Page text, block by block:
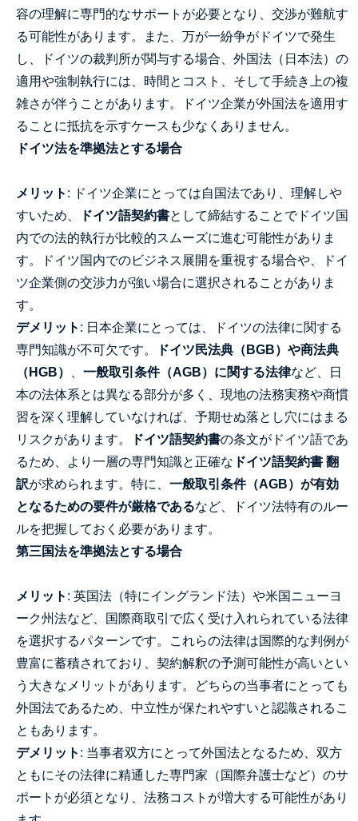
容の理解に専門的なサポートが必要となり、交渉が難航す
る可能性があります。また、万が一紛争がドイツで発生
し、ドイツの裁判所が関与する場合、外国法（日本法）の
適用や強制執行には、時間とコスト、そして手続き上の複
雑さが伴うことがあります。ドイツ企業が外国法を適用す
ることに抵抗を示すケースも少なくありません。
ドイツ法を準拠法とする場合
メリット : ドイツ企業にとっては自国法であり、理解しや
すいため、
ドイツ語契約書として締結することでドイツ国
内での法的執行が比較的スムーズに進む可能性がありま
す。ドイツ国内でのビジネス展開を重視する場合や、ドイ
ツ企業側の交渉力が強い場合に選択されることがありま
す。
デメリット : 日本企業にとっては、ドイツの法律に関する
専門知識が不可欠です。
ドイツ民法典（BGB）や商法典
（HGB）
一般取引条件（AGB）に関する法律など、日
本の法体系とは異なる部分が多く、現地の法務実務や商慣
習を深く理解していなければ、予期せぬ落とし穴にはまる
リスクがあります。
ドイツ語契約書の条文がドイツ語であ
るため、より一層の専門知識と正確な ドイツ語契約書 翻
訳が求められます。特に、 一般取引条件（AGB）が有効
となるための要件が厳格であるなど、ドイツ法特有のルー
ルを把握しておく必要があります。
第三国法を準拠法とする場合
メリット : 英国法（特にイングランド法）や米国ニューヨ
ーク州法など、国際商取引で広く受け入れられている法律
を選択するパターンです。これらの法律は国際的な判例が
豊富に蓄積されており、契約解釈の予測可能性が高いとい
う大きなメリットがあります。どちらの当事者にとっても
外国法であるため、中立性が保たれやすいと認識されるこ
ともあります。
デメリット : 当事者双方にとって外国法となるため、双方
ともにその法律に精通した専門家（国際弁護士など）のサ
ポートが必須となり、法務コストが増大する可能性があり